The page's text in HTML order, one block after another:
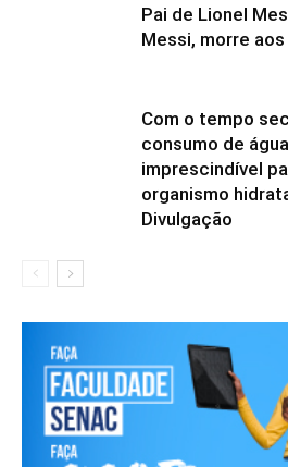
Pai de Lionel
Messi, morre
Com o tempo
consumo de
imprescindível
organismo
Divulgação